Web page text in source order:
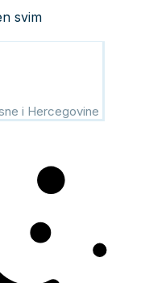
svim
i Hercegovine